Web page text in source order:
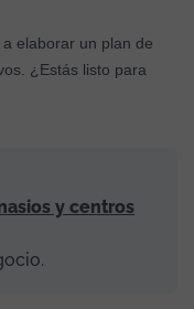
elaborar un plan de
¿Estás listo para
y centros